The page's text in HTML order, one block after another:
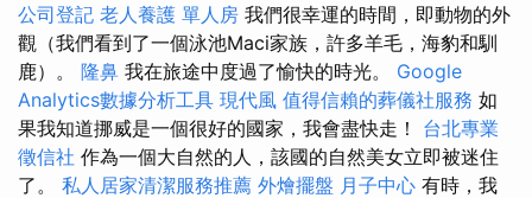
公司登記 老人養護 單人房 我們很幸運的時間，即動物的外
觀（我們看到了一個泳池Maci家族，許多羊毛，海豹和馴
鹿）。 隆鼻 我在旅途中度過了愉快的時光。 Google
Analytics數據分析工具 現代風 值得信賴的葬儀社服務 如
果我知道挪威是一個很好的國家，我會盡快走！ 台北專業
徵信社 作為一個大自然的人，該國的自然美女立即被迷住
了。 私人居家清潔服務推薦 外燴擺盤 月子中心 有時，我